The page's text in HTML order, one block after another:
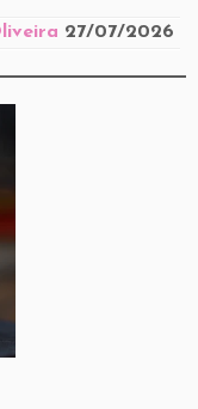
27/07/2026